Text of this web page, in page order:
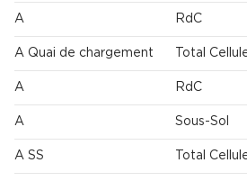
A RdC
A Quai de chargement Total
A RdC
A Sous-Sol
A SS Total